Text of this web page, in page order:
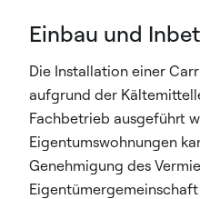
Einbau und
Die Installation einer
aufgrund der
Fachbetrieb ausgeführt
Eigentumswohnungen
Genehmigung des